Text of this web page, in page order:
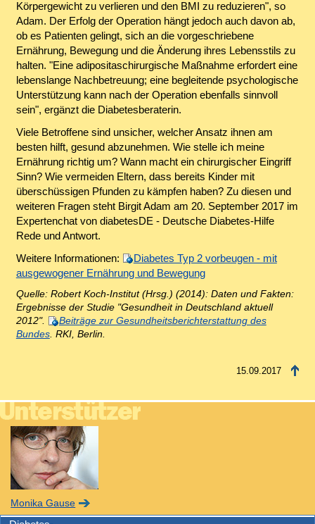
Körpergewicht zu verlieren und den BMI zu reduzieren", so
Adam. Der Erfolg der Operation hängt jedoch auch davon ab,
ob es Patienten gelingt, sich an die vorgeschriebene
Ernährung, Bewegung und die Änderung ihres Lebensstils zu
halten. "Eine adipositaschirurgische Maßnahme erfordert eine
lebenslange Nachbetreuung; eine begleitende psychologische
Unterstützung kann nach der Operation ebenfalls sinnvoll
sein", ergänzt die Diabetesberaterin.
Viele Betroffene sind unsicher, welcher Ansatz ihnen am
besten hilft, gesund abzunehmen. Wie stelle ich meine
Ernährung richtig um? Wann macht ein chirurgischer Eingriff
Sinn? Wie vermeiden Eltern, dass bereits Kinder mit
überschüssigen Pfunden zu kämpfen haben? Zu diesen und
weiteren Fragen steht Birgit Adam am 20. September 2017 im
Expertenchat von diabetesDE - Deutsche Diabetes-Hilfe
Rede und Antwort.
Weitere Informationen:
Diabetes Typ 2 vorbeugen - mit
ausgewogener Ernährung und Bewegung
Quelle: Robert Koch-Institut (Hrsg.) (2014): Daten und Fakten:
Ergebnisse der Studie "Gesundheit in Deutschland aktuell
2012".
Beiträge zur Gesundheitsberichterstattung des
Bundes. RKI, Berlin.
15.09.2017
Monika Gause